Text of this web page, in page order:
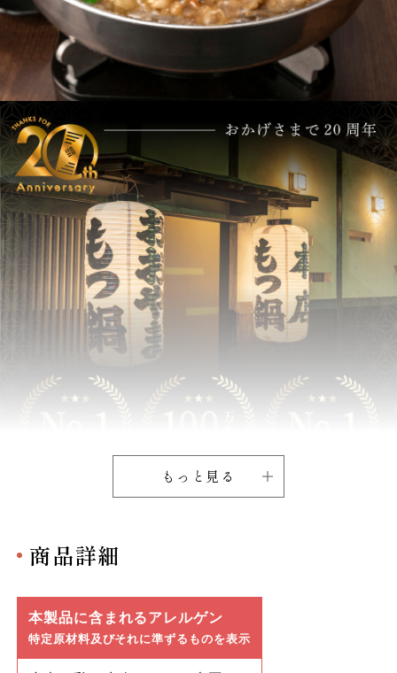
もっと見る
商品詳細
本製品に含まれるアレルゲン
特定原材料及びそれに準ずるものを表示